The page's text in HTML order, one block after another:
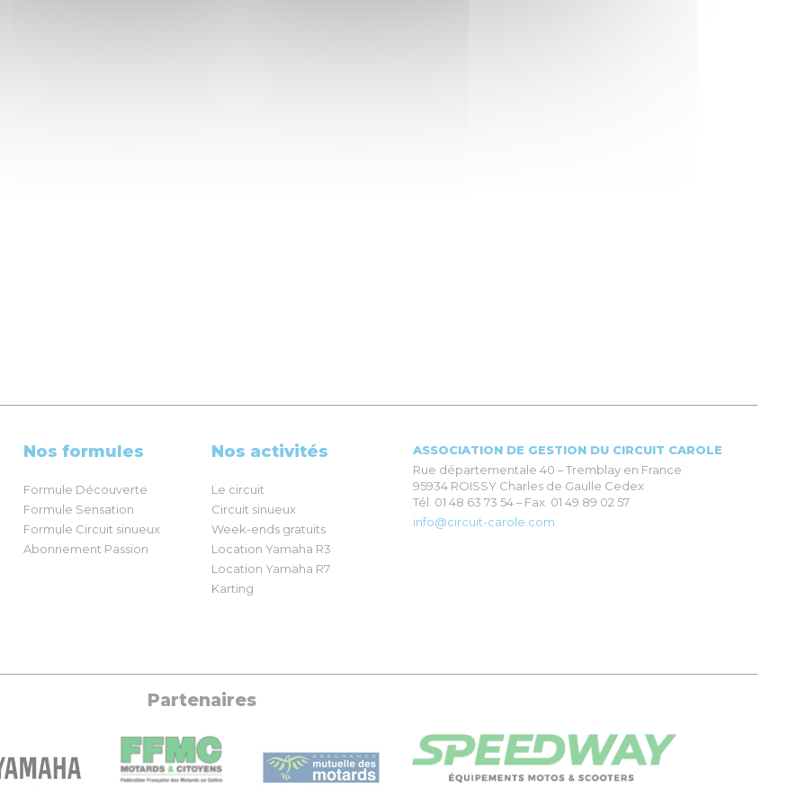
Nos formules
Formule Découverte
Formule Sensation
Formule Circuit sinueux
Abonnement Passion
Nos activités
Le circuit
Circuit sinueux
Week-ends gratuits
Location Yamaha R3
Location Yamaha R7
Karting
ASSOCIATION DE GESTION DU CIRCUIT CAROLE
Rue départementale 40 – Tremblay en France
95934 ROISSY Charles de Gaulle Cedex
Tél. 01 48 63 73 54 – Fax. 01 49 89 02 57
info@circuit-carole.com
Partenaires